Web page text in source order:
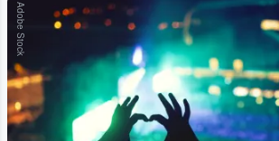
Adobe Stock